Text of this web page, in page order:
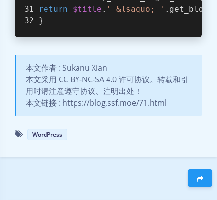
return
$title . ' &lsaquo; '
}
本文作者 : Sukanu Xian
本文采用 CC BY-NC-SA 4.0 许可协议。转载和引
用时请注意遵守协议、注明出处！
本文链接 : https://blog.ssf.moe/71.html
WordPress